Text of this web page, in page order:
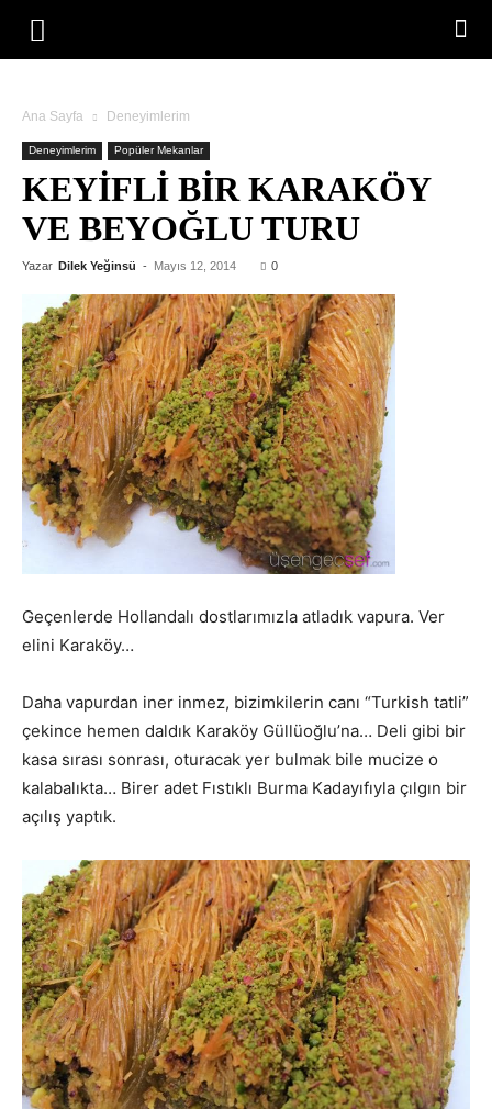
Ana Sayfa Deneyimlerim
Deneyimlerim Popüler Mekanlar
KEYIFLI BIR KARAKÖY
VE BEYOĞLU TURU
Yazar Dilek Yeğinsü - Mayıs 12, 2014 0
Geçenlerde Hollandalı dostlarımızla atladık vapura. Ver
elini Karaköy…
Daha vapurdan iner inmez, bizimkilerin canı “Turkish tatli”
çekince hemen daldık Karaköy Güllüoğlu’na… Deli gibi bir
kasa sırası sonrası, oturacak yer bulmak bile mucize o
kalabalıkta… Birer adet Fıstıklı Burma Kadayıfıyla çılgın bir
açılış yaptık.